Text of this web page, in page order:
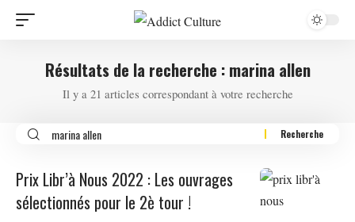
Résultats de la recherche : marina allen
Il y a 21 articles correspondant à votre recherche
Prix Libr’à Nous 2022 : Les ouvrages
sélectionnés pour le 2è tour !